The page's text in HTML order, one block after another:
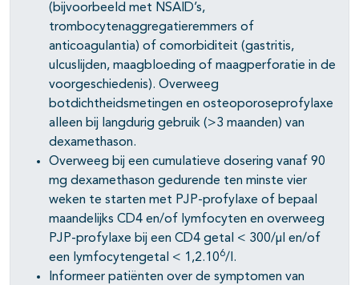
(bijvoorbeeld met NSAID’s,
trombocytenaggregatieremmers of
anticoagulantia) of comorbiditeit (gastritis,
ulcuslijden, maagbloeding of maagperforatie in de
voorgeschiedenis). Overweeg
botdichtheidsmetingen en osteoporoseprofylaxe
alleen bij langdurig gebruik (>3 maanden) van
dexamethason.
Overweeg bij een cumulatieve dosering vanaf 90
mg dexamethason gedurende ten minste vier
weken te starten met PJP-profylaxe of bepaal
maandelijks CD4 en/of lymfocyten en overweeg
PJP-profylaxe bij een CD4 getal < 300/µl en/of
een lymfocytengetal < 1,2.106/l.
Informeer patiënten over de symptomen van